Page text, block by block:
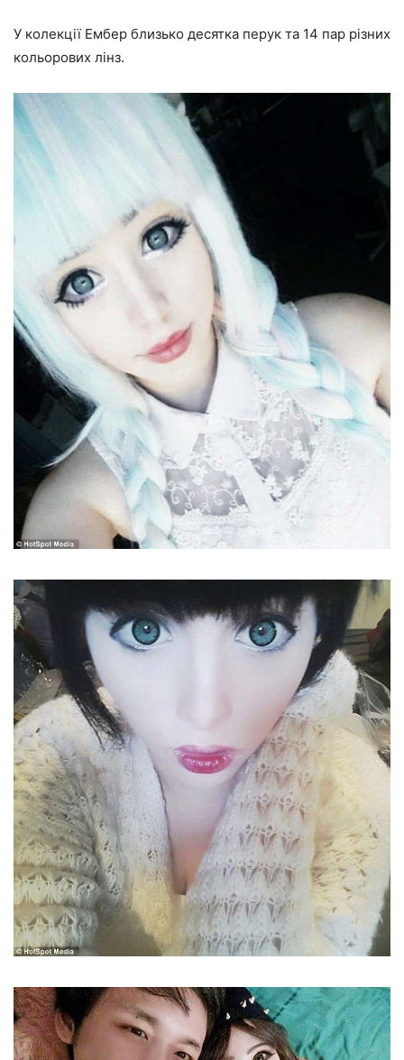
У колекції Ембер близько десятка перук та 14 пар різних
кольорових лінз.